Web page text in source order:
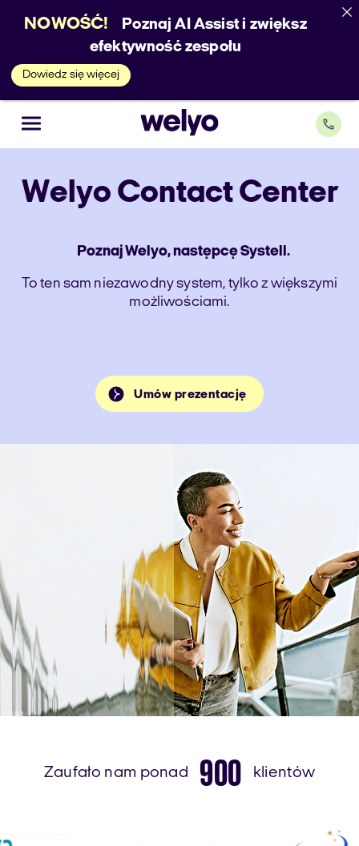
Welyo Contact Center
Poznaj Welyo, następcę Systell.
To ten sam niezawodny system, tylko z większymi
możliwościami.
Umów prezentację
Zaufało nam ponad 900 klientów
NOWOŚĆ!
Poznaj AI Assist i zwiększ
efektywność zespołu
Dowiedz się więcej